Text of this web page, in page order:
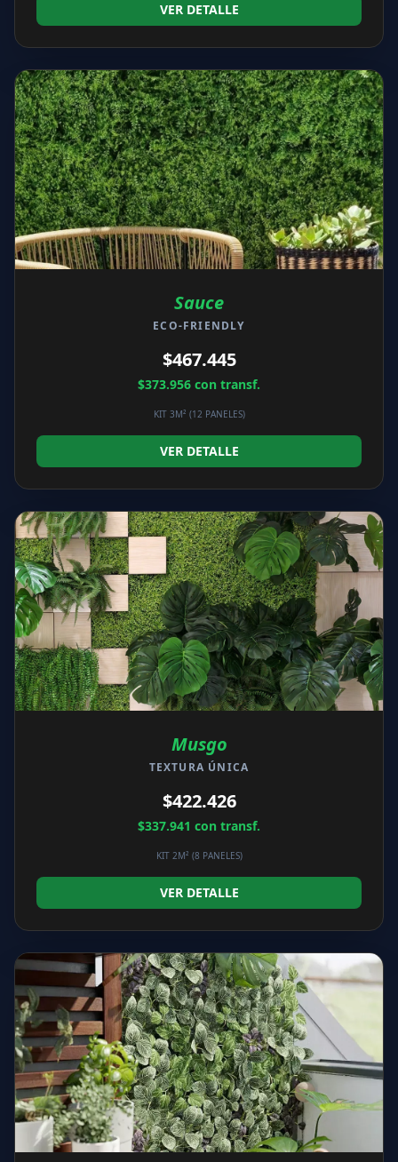
VER DETALLE
Sauce
ECO-FRIENDLY
$467.445
$373.956 con transf.
KIT 3M² (12 PANELES)
VER DETALLE
Musgo
TEXTURA ÚNICA
$422.426
$337.941 con transf.
KIT 2M² (8 PANELES)
VER DETALLE